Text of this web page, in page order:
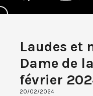
Laudes et
Dame de
février
20/02/2024